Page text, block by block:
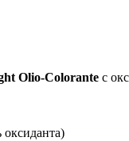
Olio-Colorante с